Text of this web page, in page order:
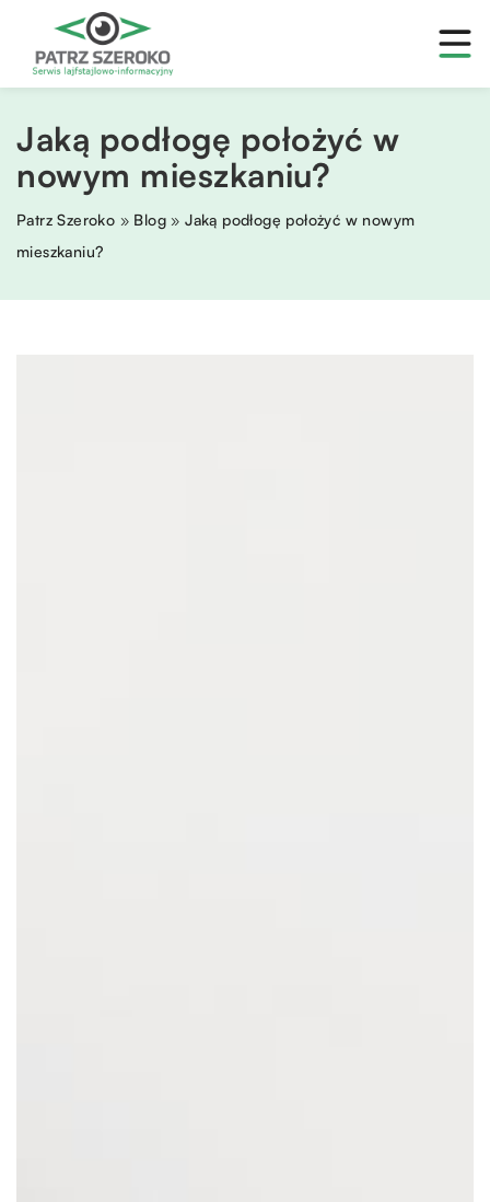
Jaką podłogę położyć w
nowym mieszkaniu?
Patrz Szeroko » Blog »Jaką podłogę położyć w nowym
mieszkaniu?